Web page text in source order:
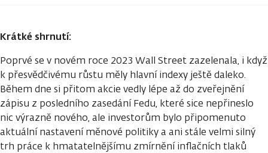
Krátké shrnutí:
Poprvé se v novém roce 2023 Wall Street zazelenala, i když
k přesvědčivému růstu měly hlavní indexy ještě daleko.
Během dne si přitom akcie vedly lépe až do zveřejnění
zápisu z posledního zasedání Fedu, které sice nepřineslo
nic výrazně nového, ale investorům bylo připomenuto
aktuální nastavení měnové politiky a ani stále velmi silný
trh práce k hmatatelnějšímu zmírnění inflačních tlaků